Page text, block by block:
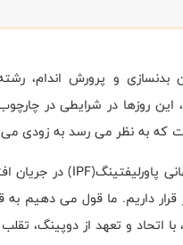
بدنسازی و پرورش اندام،
روزها در شرایطی در چارچوب
که به نظر می رسد به زودی
پاورلیفتینگ(IPF) در جریان
قرار داریم. ما قول می دهیم
با اتحاد و تعهد از دوپینگ،